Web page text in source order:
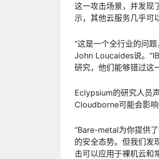
这一攻击场景，并发
示，其他云服务几乎可
“这是一个全行业的问
John Loucaides说。
研究，他们能够错过这
Eclypsium的研究人员
Cloudborne可能会影响
“Bare-metal为你提供
的安全态势。但我们发
击可以应用于裸机云和